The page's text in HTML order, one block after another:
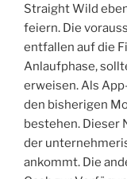
Straight Wild
feiern. Die
entfallen auf die
Anlaufphase,
erweisen. Als
den bisherigen
bestehen. Dieser
der
ankommt. Die